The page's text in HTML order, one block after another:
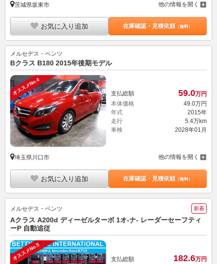
茨城県坂東市 他の情報を開く
お気に入り追加 在庫確認・見積依頼（無料）
メルセデス・ベンツ
Bクラス B180 2015年後期モデル
オススメNo.4 支払総額 59.0万円
本体価格
49. 0万円
年式
2015年
走行
5.4万km
車検
2028年01月
埼玉県川口市 他の情報を開く
お気に入り追加 在庫確認・見積依頼（無料）
メルセデス・ベンツ 新着
Aクラス A200d ディーゼルターボ 1オ-ナ- レーダーセーフティ
ーP 自動追従
オススメNo.5 支払総額 182.6万円